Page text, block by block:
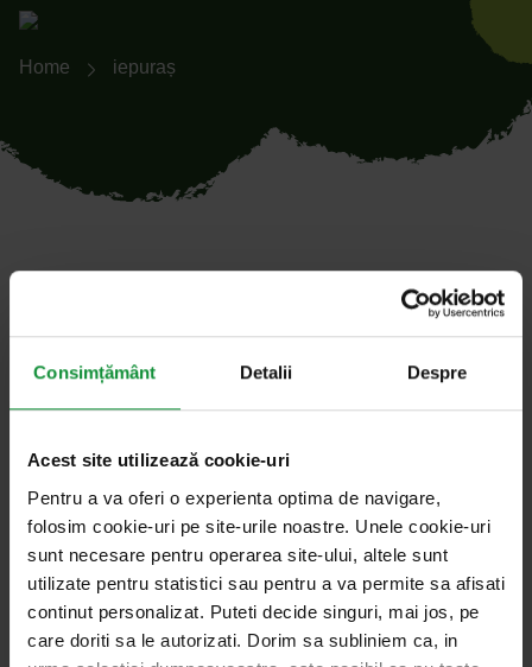
Consimțământ Detalii Despre
Acest site utilizează cookie-uri
Pentru a va oferi o experienta optima de navigare,
folosim cookie-uri pe site-urile noastre. Unele cookie-uri
sunt necesare pentru operarea site-ului, altele sunt
utilizate pentru statistici sau pentru a va permite sa afisati
continut personalizat. Puteti decide singuri, mai jos, pe
care doriti sa le autorizati. Dorim sa subliniem ca, in
Breadcrumb-Navigation
Home iepuraș
Toate articolele cu cuvântul
cheie „iepuraș”
1. aprilie 2025
Salata de vorbe cu Cosmin Dragomir
Simbolurile Paştelui creştin și apariția
primelor ouă de ciocolată
Obiceiurile pascale din zilele noastre au rădăcini